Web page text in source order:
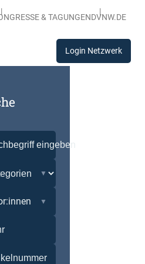
& TAGUNGENDVNW.DE
Login Netzwerk